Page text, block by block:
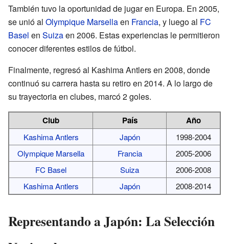
También tuvo la oportunidad de jugar en Europa. En 2005,
se unió al Olympique Marsellaen Francia, y luego al FC
Basel en Suizaen 2006. Estas experiencias le permitieron
conocer diferentes estilos de fútbol.
Finalmente, regresó al Kashima Antlers en 2008, donde
continuó su carrera hasta su retiro en 2014. A lo largo de
su trayectoria en clubes, marcó 2 goles.
Club País Año
Kashima Antlers Japón
1998-2004
Olympique Marsella
Francia
2005-2006
FC Basel
Suiza
2006-2008
Kashima Antlers
Japón 2008-2014
Representando a Japón: La Selección